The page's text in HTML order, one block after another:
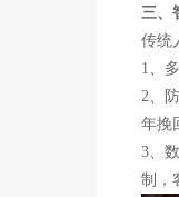
三、
传统
1、
2、
年挽
3、
制，